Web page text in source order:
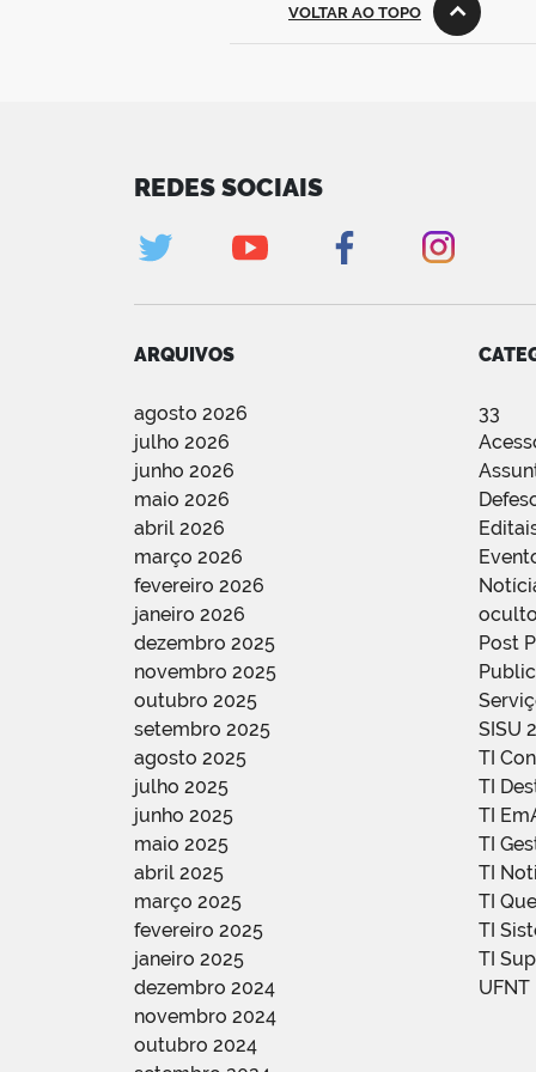
VOLTAR AO TOPO
REDES SOCIAIS
ARQUIVOS
agosto 2026
julho 2026
junho 2026
maio 2026
abril 2026
março 2026
fevereiro 2026
janeiro 2026
dezembro 2025
novembro 2025
outubro 2025
setembro 2025
agosto 2025
julho 2025
junho 2025
maio 2025
abril 2025
março 2025
fevereiro 2025
janeiro 2025
dezembro 2024
novembro 2024
outubro 2024
33
Post
SISU
TI
TI
TI
TI
TI
TI
TI
TI
UFNT